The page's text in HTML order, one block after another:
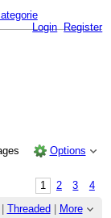
Login Register
Options
1 2 3
4
Threaded
More